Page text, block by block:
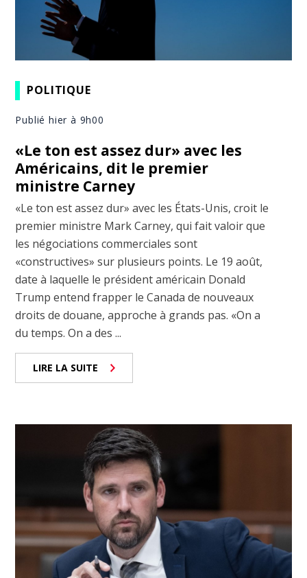
POLITIQUE
Publié hier à 9h00
«Le ton est assez dur» avec les
Américains, dit le premier
ministre Carney
«Le ton est assez dur» avec les États-Unis, croit le
premier ministre Mark Carney, qui fait valoir que
les négociations commerciales sont
«constructives» sur plusieurs points. Le 19 août,
date à laquelle le président américain Donald
Trump entend frapper le Canada de nouveaux
droits de douane, approche à grands pas. «On a
du temps. On a des ...
LIRE LA SUITE